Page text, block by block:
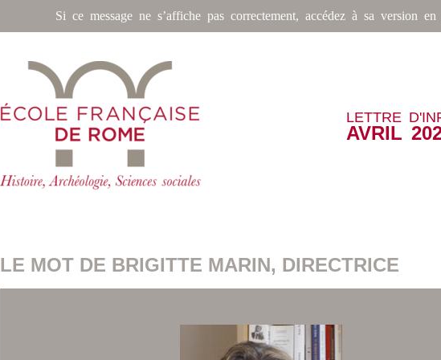
Si ce message ne s’affiche pas correctement, accédez à sa version en
LETTRE
AVRIL
LE MOT DE BRIGITTE MARIN, DIRECTRICE